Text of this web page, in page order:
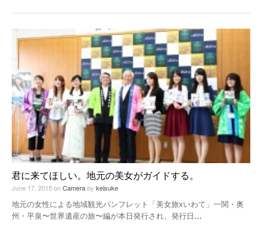
君に来てほしい。地元の美女がガイドする。
June 17, 2015onCameraby keisuke
地元の女性による地域観光パンフレット「美女旅xいわて」一関・奥
州・平泉〜世界遺産の旅〜編が本日発行され、発行日…